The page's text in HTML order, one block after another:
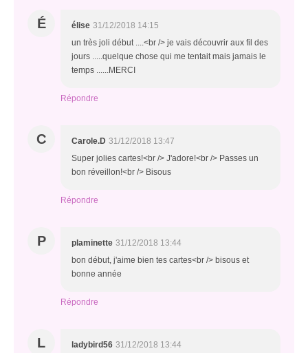
É élise 31/12/2018 14:15
un très joli début ....<br /> je vais découvrir aux fil des
jours .....quelque chose qui me tentait mais jamais le
temps ......MERCI
Répondre
C Carole.D 31/12/2018 13:47
Super jolies cartes!<br /> J'adore!<br /> Passes un
bon réveillon!<br /> Bisous
Répondre
P plaminette 31/12/2018 13:44
bon début, j'aime bien tes cartes<br /> bisous et
bonne année
Répondre
L ladybird56 31/12/2018 13:44